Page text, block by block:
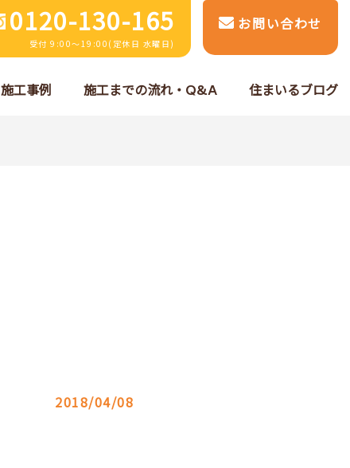
0120-130-165
受付 9:00～19:00(定休日 水曜日)
お問い合わせ
施工事例 施工までの流れ・Q&A 住まいるブログ
2018/04/08